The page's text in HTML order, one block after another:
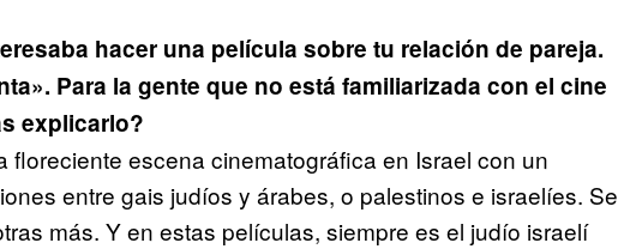
hacer una película sobre tu relación de pareja.
Para la gente que no está familiarizada con el cine
explicarlo?
floreciente escena cinematográfica en Israel con un
entre gais judíos y árabes, o palestinos e israelíes. Se
más. Y en estas películas, siempre es el judío israelí